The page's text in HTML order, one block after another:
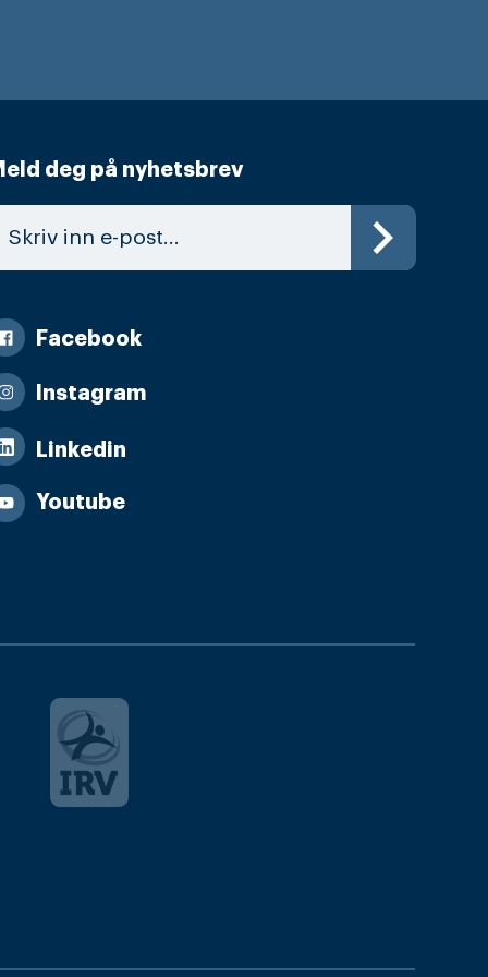
deg på nyhetsbrev
Facebook
Instagram
Linkedin
Youtube